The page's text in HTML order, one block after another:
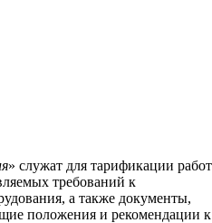
» служат для тарификации работ
требований к
а также документы,
положения и рекомендации к